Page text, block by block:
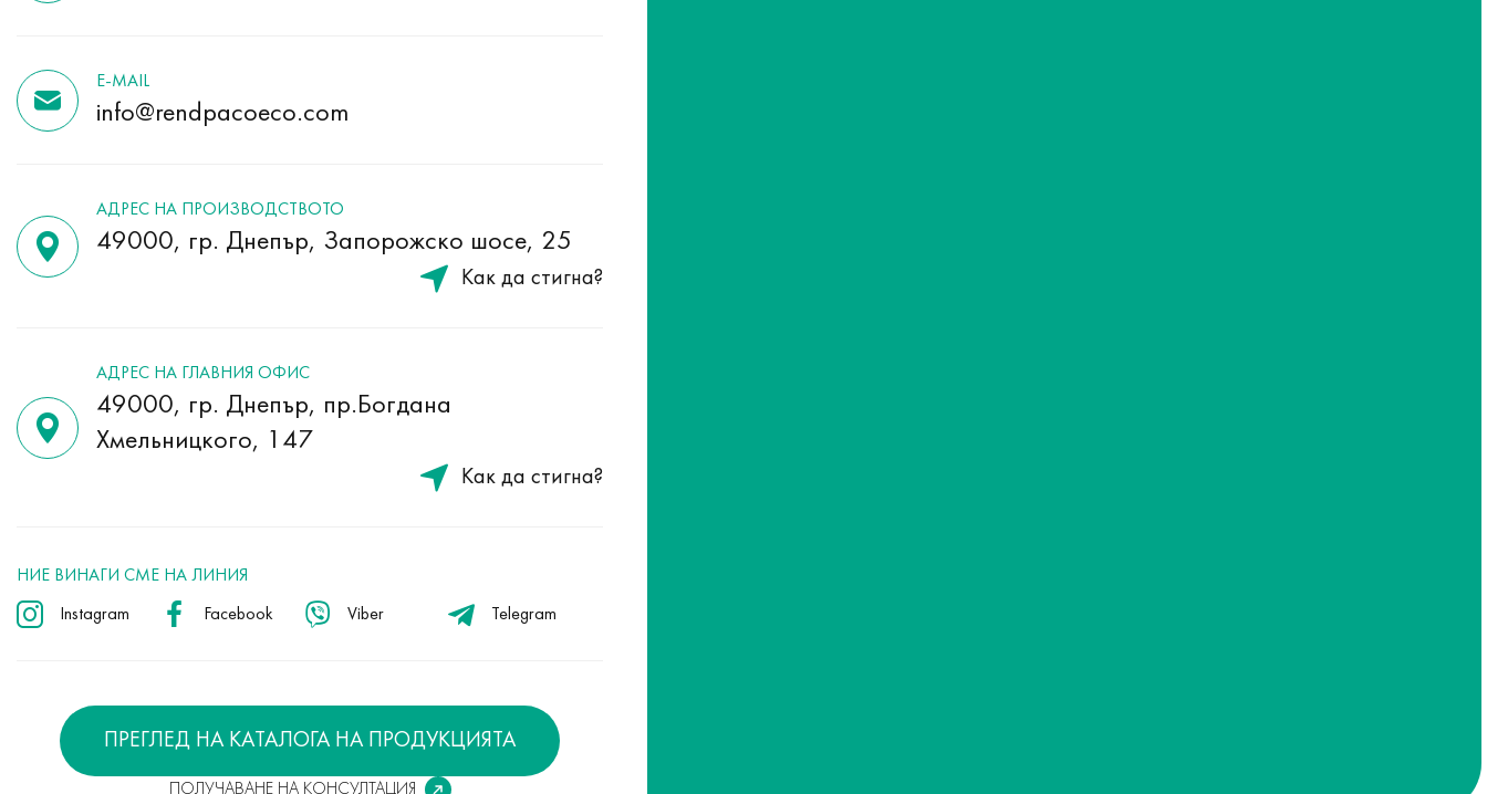
E-MAIL
info@rendpacoeco.com
АДРЕС НА ПРОИЗВОДСТВОТО
49000, гр. Днепър, Запорожско шосе, 25
Как да стигна?
АДРЕС НА ГЛАВНИЯ ОФИС
49000, гр. Днепър, пр.Богдана
Хмельницкого, 147
Как да стигна?
НИЕ ВИНАГИ СМЕ НА ЛИНИЯ
Instagram Facebook Viber Telegram
ПРЕГЛЕД НА КАТАЛОГА НА ПРОДУКЦИЯТА
ПОЛУЧАВАНЕ НА КОНСУЛТАЦИЯ